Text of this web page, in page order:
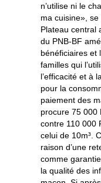
n’utilise ni le
ma cuisine»,
Plateau central
du PNB-BF
bénéficiaires et
familles qui
l’efficacité et à
pour la
paiement des
procure 75 000
contre 110 000
celui de 10m³.
raison d’une
comme
la qualité des